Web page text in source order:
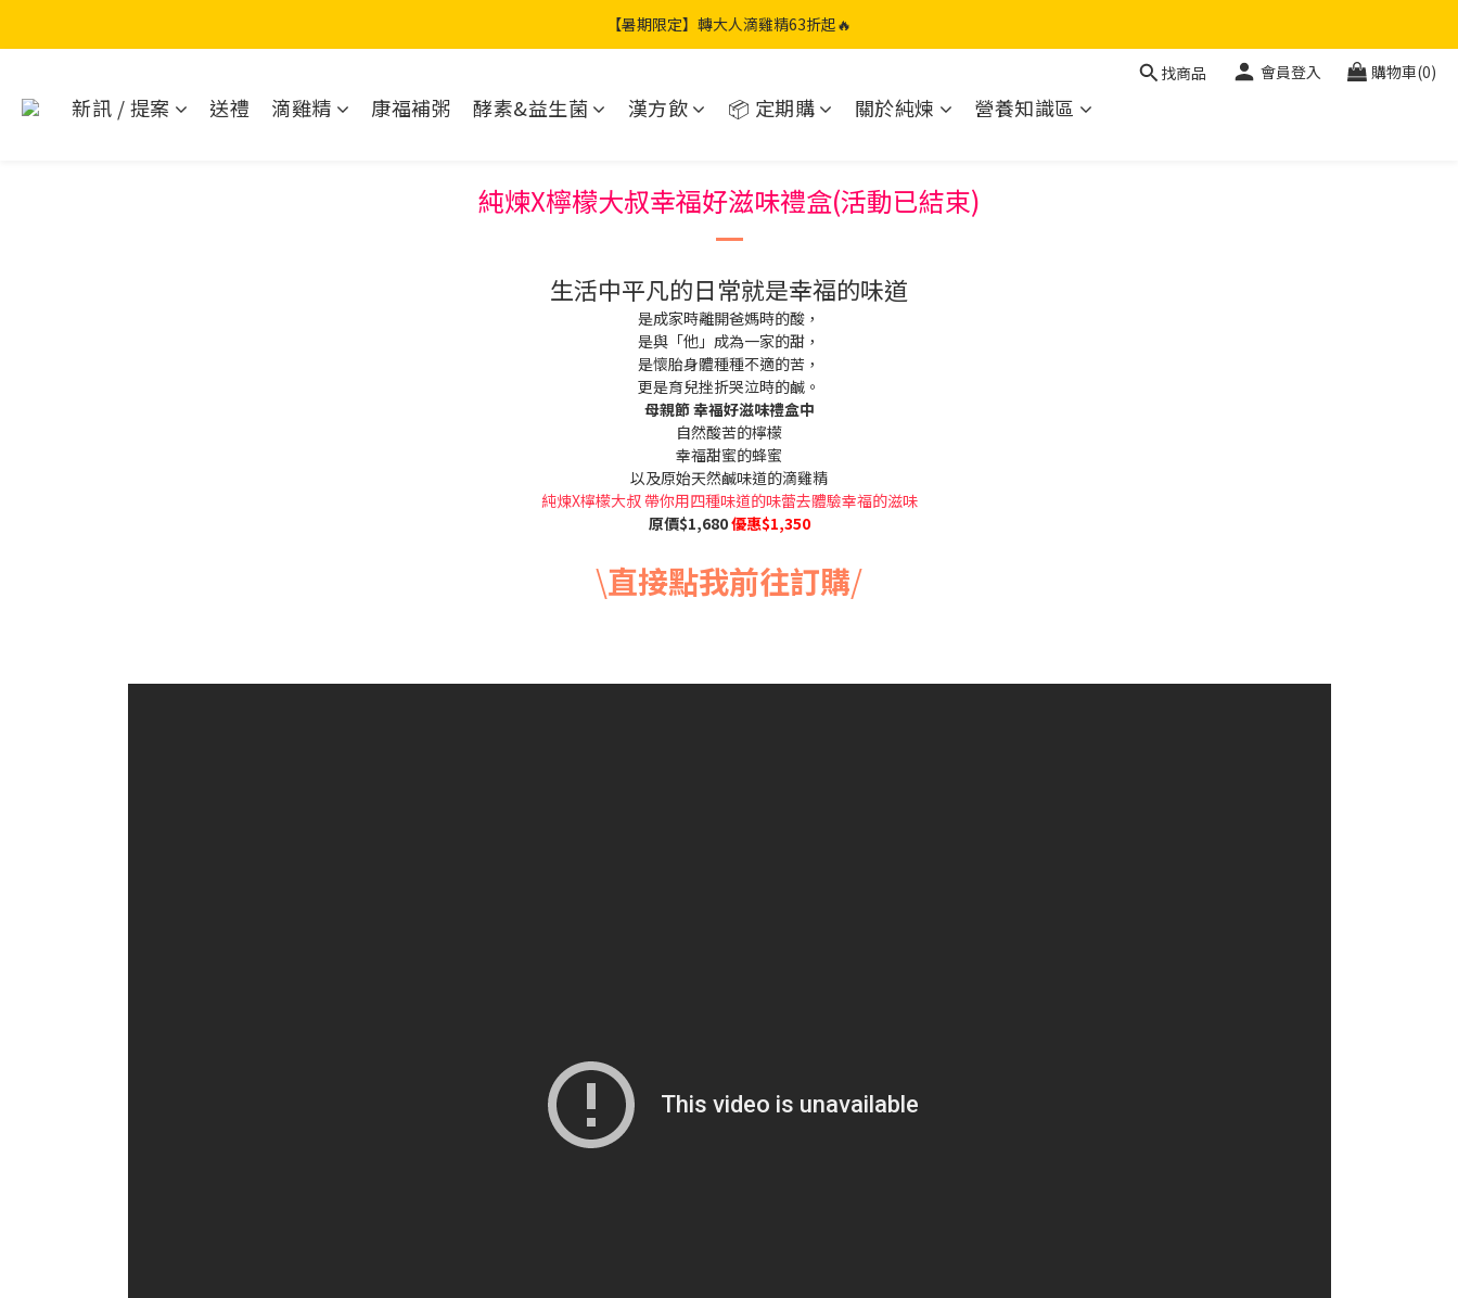
【暑期限定】限定團購組｜加贈兩包滴雞精🎁
【暑期限定】轉大人滴雞精63折起🔥
【暑期限定】限定團購組｜加贈兩包滴雞精🎁
找商品 會員登入 購物車(0)
新訊 / 提案 送禮 滴雞精 康福補粥 酵素&益生菌 漢方飲 📦 定期購 關於純煉 營養知識區
純煉X檸檬大叔幸福好滋味禮盒(活動已結束)
生活中平凡的日常就是幸福的味道
是成家時離開爸媽時的酸，
是與「他」成為一家的甜，
是懷胎身體種種不適的苦，
更是育兒挫折哭泣時的鹹。
母親節 幸福好滋味禮盒中
自然酸苦的檸檬
幸福甜蜜的蜂蜜
以及原始天然鹹味道的滴雞精
純煉X檸檬大叔 帶你用四種味道的味蕾去體驗幸福的滋味
原價$1,680優惠$1,350
\直接點我前往訂購/